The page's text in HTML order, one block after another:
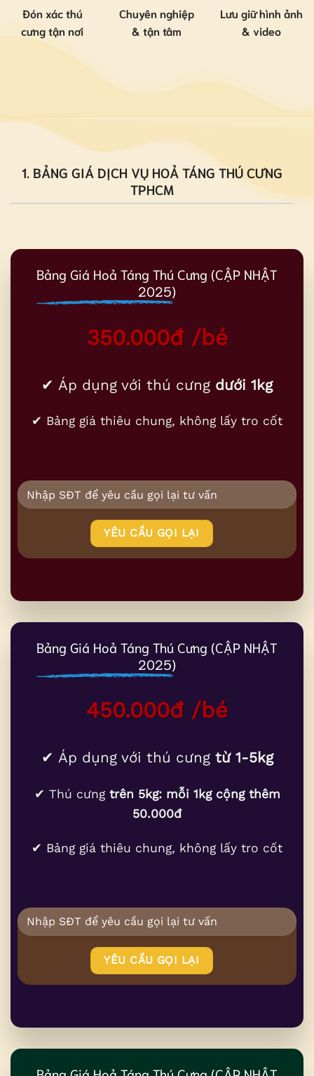
Đón xác thú
cưng tận nơi
Chuyên nghiệp
& tận tâm
Lưu giữ hình ảnh
& video
1. BẢNG GIÁ DỊCH VỤ HOẢ TÁNG THÚ CƯNG
TPHCM
Bảng Giá Hoả Táng Thú Cưng (CẬP NHẬT
2025)
350.000đ /bé
✔ Áp dụng với thú cưng dưới 1kg
✔ Bảng giá thiêu chung, không lấy tro cốt
Bảng Giá Hoả Táng Thú Cưng (CẬP NHẬT
2025)
450.000đ /bé
✔ Áp dụng với thú cưng từ 1-5kg
✔ Thú cưngtrên 5kg: mỗi 1kg cộng thêm
50.000đ
✔ Bảng giá thiêu chung, không lấy tro cốt